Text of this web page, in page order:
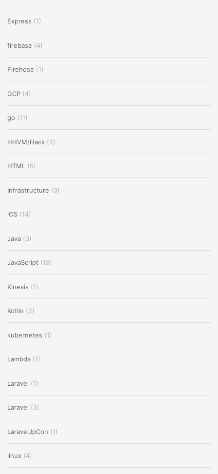
Express (1)
firebase (4)
Firehose (1)
GCP (4)
go (11)
HHVM/Hack (4)
HTML (5)
Infrastructure (3)
iOS (14)
Java (3)
JavaScript (18)
Kinesis (1)
Kotlin (2)
kubernetes (1)
Lambda (1)
Laravel (1)
Laravel (3)
LaravelJpCon (1)
linux (4)